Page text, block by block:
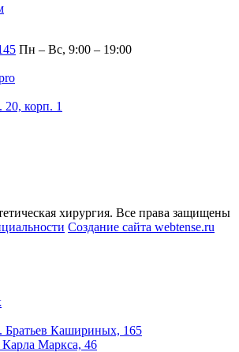
Пн – Вс, 9:00 – 19:00
20, корп. 1
хирургия. Все права защищены
Создание сайта webtense.ru
Братьев Кашириных, 165
Маркса, 46